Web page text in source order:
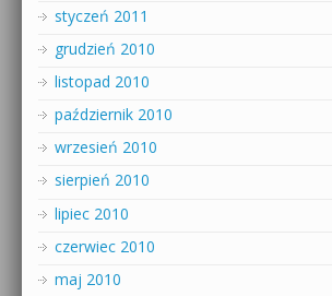
styczeń 2011
grudzień 2010
listopad 2010
październik 2010
wrzesień 2010
sierpień 2010
lipiec 2010
czerwiec 2010
maj 2010